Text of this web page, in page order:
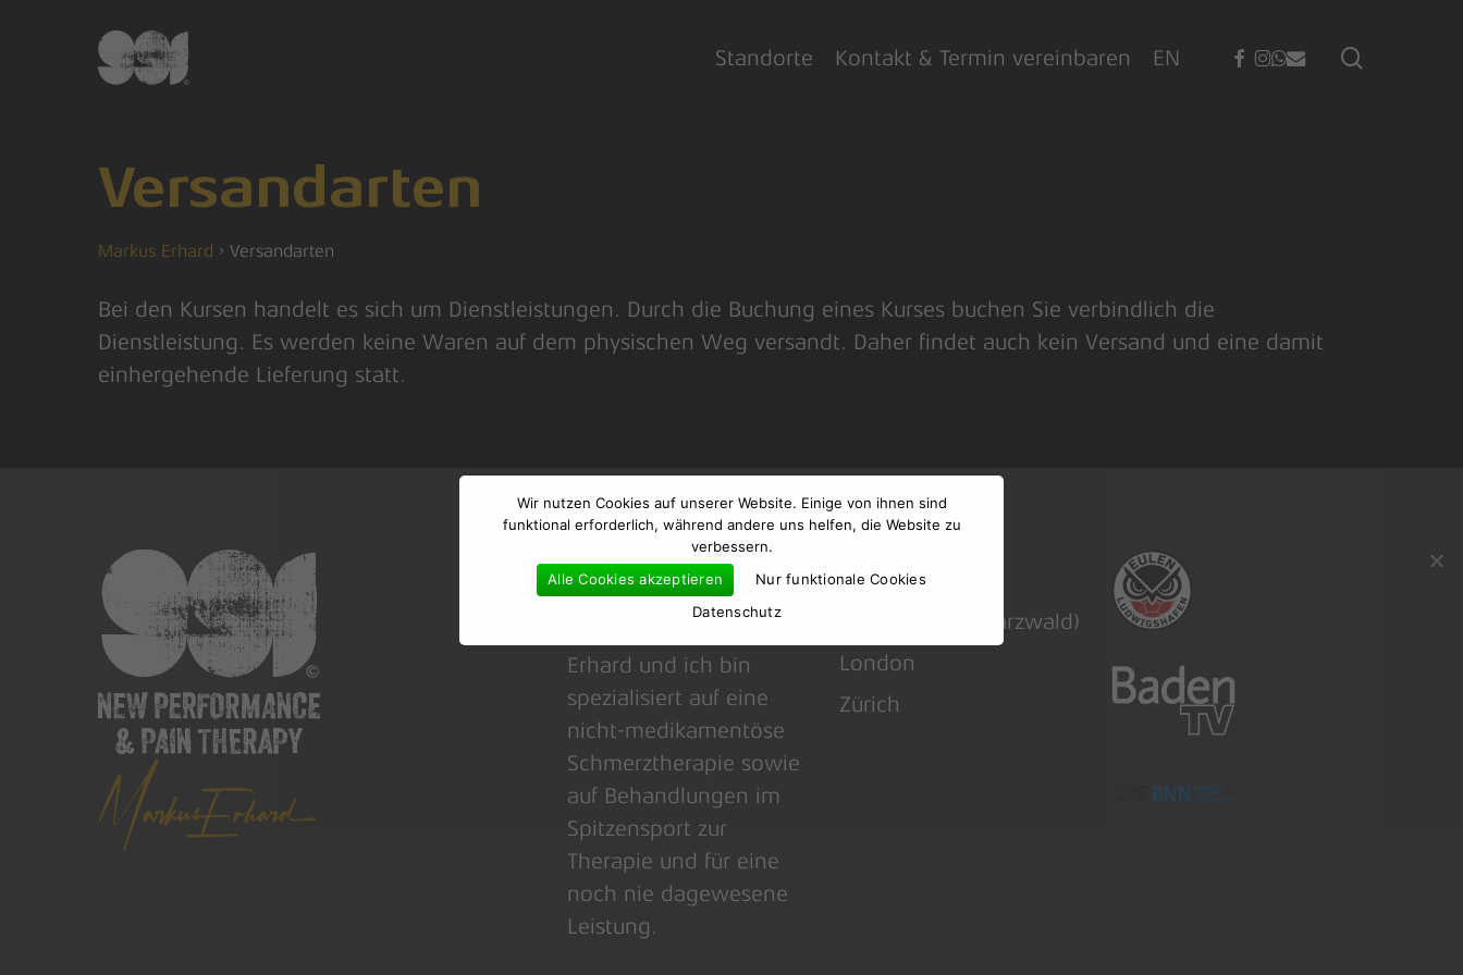
Hit enter to search or ESC to close
Standorte Kontakt & Termin vereinbaren EN facebook
instagram
whatsapp
email
Versandarten
Markus Erhard › Versandarten
Bei den Kursen handelt es sich um Dienstleistungen. Durch die Buchung eines Kurses buchen Sie verbindlich die
Dienstleistung. Es werden keine Waren auf dem physischen Weg versandt. Daher findet auch kein Versand und eine damit
einhergehende Lieferung statt.
Markus Erhard
Erhard und ich bin
spezialisiert auf eine
nicht-medikamentöse
Schmerztherapie sowie
auf Behandlungen im
Spitzensport zur
Therapie und für eine
noch nie dagewesene
Leistung.
Bühlertal (Schwarzwald)
London
Zürich
Wir nutzen Cookies auf unserer Website. Einige von ihnen sind
funktional erforderlich, während andere uns helfen, die Website zu
verbessern.
Alle Cookies akzeptieren
Nur funktionale Cookies
Datenschutz